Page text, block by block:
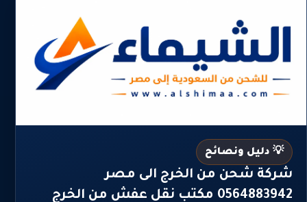
💡 دليل ونصائح
شركة شحن من الخرج الى مصر
0564883942 مكتب نقل عفش من الخرج